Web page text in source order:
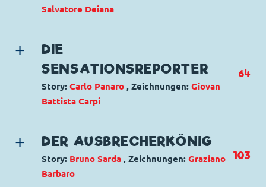
Salvatore Deiana
Charaktere:
Code: I TL 2624-1
Originaltitel: Paperinik e il doppio scoop
Ursprung: Italien
Seitenanzahl: 24
DIE
SENSATIONSREPORTER
Story:Carlo Panaro , Zeichnungen:Giovan
Battista Carpi
Charaktere:Micky Maus,Goofy,Pluto
Originaltitel: Topolino e il giornalismo di
64
DER AUSBRECHERKÖNIG
Story: Bruno Sarda , Zeichnungen:Graziano
Barbaro
103